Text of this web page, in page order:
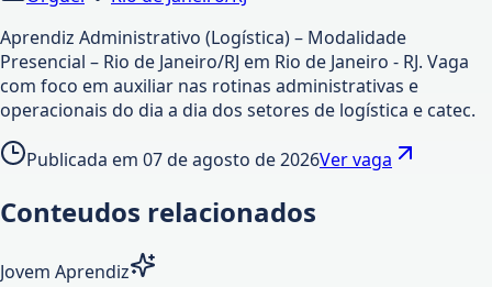
Aprendiz Administrativo (Logística) – Modalidade
Presencial – Rio de Janeiro/RJ em Rio de Janeiro - RJ. Vaga
com foco em auxiliar nas rotinas administrativas e
operacionais do dia a dia dos setores de logística e catec.
Publicada em 07 de agosto de 2026Ver vaga
Conteudos relacionados
Jovem Aprendiz